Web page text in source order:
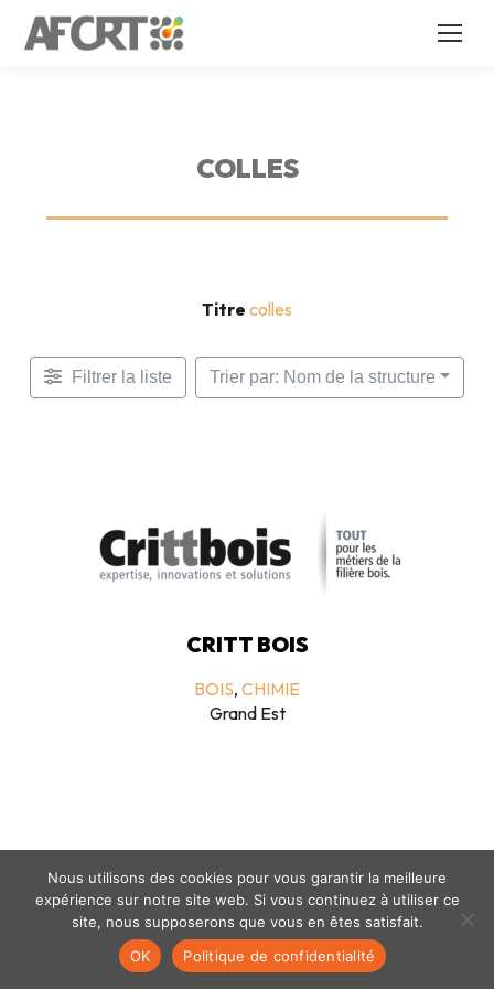
COLLES
Titre colles
Filtrer la liste Trier par: Nom de la structure
CRITT BOIS
BOIS, CHIMIE
Grand Est
Mentions légales- politique de confidentialité- © coclico 2026
Nous utilisons des cookies pour vous garantir la meilleure
expérience sur notre site web. Si vous continuez à utiliser ce
site, nous supposerons que vous en êtes satisfait.
OK
Politique de confidentialité